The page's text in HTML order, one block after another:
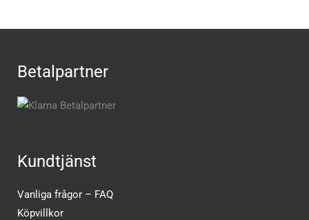
Betalpartner
Kundtjänst
Vanliga frågor – FAQ
Köpvillkor